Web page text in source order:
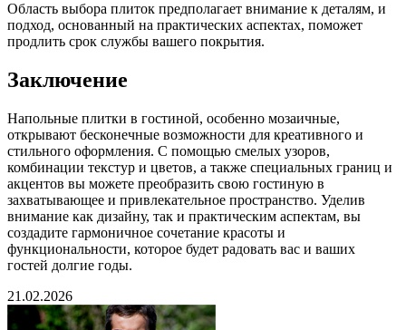
Область выбора плиток предполагает внимание к деталям, и
подход, основанный на практических аспектах, поможет
продлить срок службы вашего покрытия.
Заключение
Напольные плитки в гостиной, особенно мозаичные,
открывают бесконечные возможности для креативного и
стильного оформления. С помощью смелых узоров,
комбинации текстур и цветов, а также специальных границ и
акцентов вы можете преобразить свою гостиную в
захватывающее и привлекательное пространство. Уделив
внимание как дизайну, так и практическим аспектам, вы
создадите гармоничное сочетание красоты и
функциональности, которое будет радовать вас и ваших
гостей долгие годы.
21.02.2026